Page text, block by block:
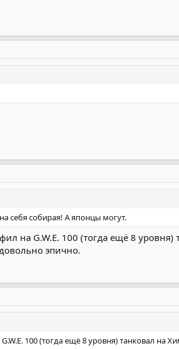
себя собирая! А японцы могут.
на G.W.E. 100 (тогда ещё 8
эпично.
100 (тогда ещё 8 уровня) танковал